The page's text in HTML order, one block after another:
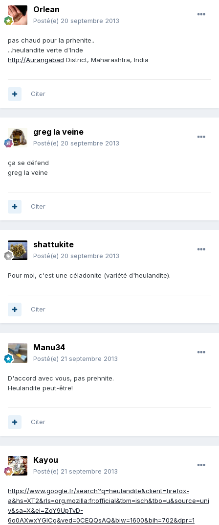
Orlean
Posté(e) 20 septembre 2013
pas chaud pour la prhenite..
...heulandite verte d'Inde
http://Aurangabad District, Maharashtra, India
Citer
greg la veine
Posté(e) 20 septembre 2013
ça se défend
greg la veine
Citer
shattukite
Posté(e) 20 septembre 2013
Pour moi, c'est une céladonite (variété d'heulandite).
Citer
Manu34
Posté(e) 21 septembre 2013
D'accord avec vous, pas prehnite.
Heulandite peut-être!
Citer
Kayou
Posté(e) 21 septembre 2013
https://www.google.fr/search?q=heulandite&client=firefox-
a&hs=XT2&rls=org.mozilla:fr:official&tbm=isch&tbo=u&source=uni
v&sa=X&ei=ZoY9UpTvD-
6o0AXwxYGICg&ved=0CEQQsAQ&biw=1600&bih=702&dpr=1